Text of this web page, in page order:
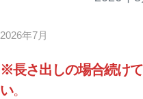
2026年7月
※長さ出しの場合続けて
い。